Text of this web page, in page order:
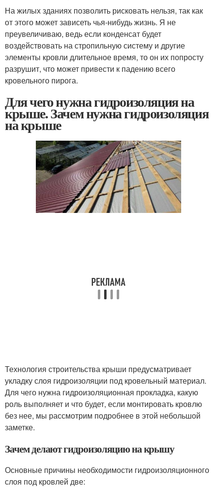
На жилых зданиях позволить рисковать нельзя, так как
от этого может зависеть чья-нибудь жизнь. Я не
преувеличиваю, ведь если конденсат будет
воздействовать на стропильную систему и другие
элементы кровли длительное время, то он их попросту
разрушит, что может привести к падению всего
кровельного пирога.
Для чего нужна гидроизоляция на
крыше. Зачем нужна гидроизоляция
на крыше
Технология строительства крыши предусматривает
укладку слоя гидроизоляции под кровельный материал.
Для чего нужна гидроизоляционная прокладка, какую
роль выполняет и что будет, если монтировать кровлю
без нее, мы рассмотрим подробнее в этой небольшой
заметке.
Зачем делают гидроизоляцию на крышу
Основные причины необходимости гидроизоляционного
слоя под кровлей две: